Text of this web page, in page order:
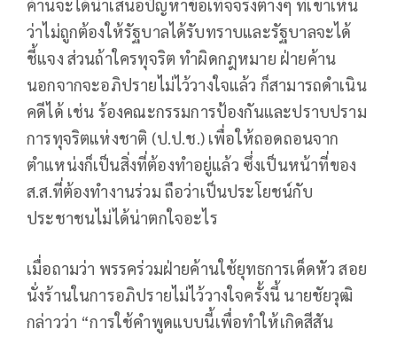
ค้านจะได้นำเสนอปัญหาข้อเท็จจริงต่างๆ ที่เขาเห็น
ว่าไม่ถูกต้องให้รัฐบาลได้รับทราบและรัฐบาลจะได้
ชี้แจง ส่วนถ้าใครทุจริต ทำผิดกฎหมาย ฝ่ายค้าน
นอกจากจะอภิปรายไม่ไว้วางใจแล้ว ก็สามารถดำเนิน
คดีได้ เช่น ร้องคณะกรรมการป้องกันและปราบปราม
การทุจริตแห่งชาติ (ป.ป.ช.) เพื่อให้ถอดถอนจาก
ตำแหน่งก็เป็นสิ่งที่ต้องทำอยู่แล้ว ซึ่งเป็นหน้าที่ของ
ส.ส.ที่ต้องทำงานร่วม ถือว่าเป็นประโยชน์กับ
ประชาชนไม่ได้น่าตกใจอะไร
เมื่อถามว่า พรรคร่วมฝ่ายค้านใช้ยุทธการเด็ดหัว สอย
นั่งร้านในการอภิปรายไม่ไว้วางใจครั้งนี้ นายชัยวุฒิ
กล่าวว่า “การใช้คำพูดแบบนี้เพื่อทำให้เกิดสีสัน